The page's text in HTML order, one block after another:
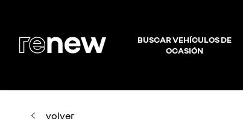
BUSCAR VEHÍCULOS DE
OCASIÓN
volver